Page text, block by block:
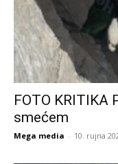
FOTO KRITIKA
smećem
Mega media - 10. rujna